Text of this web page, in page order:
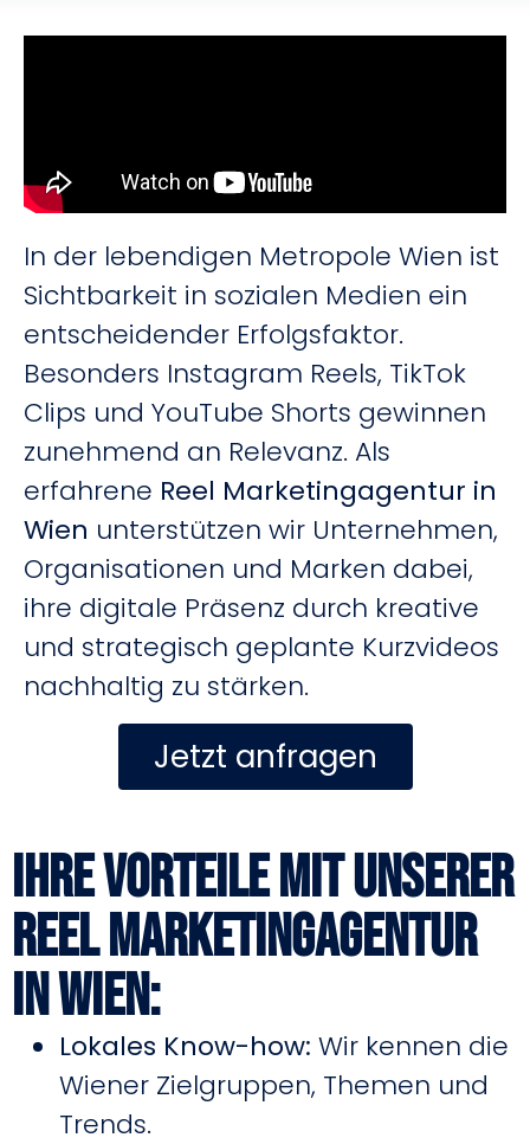
In der lebendigen Metropole Wien ist
Sichtbarkeit in sozialen Medien ein
entscheidender Erfolgsfaktor.
Besonders Instagram Reels, TikTok
Clips und YouTube Shorts gewinnen
zunehmend an Relevanz. Als
erfahrene Reel Marketingagentur in
Wien unterstützen wir Unternehmen,
Organisationen und Marken dabei,
ihre digitale Präsenz durch kreative
und strategisch geplante Kurzvideos
nachhaltig zu stärken.
Jetzt anfragen
Ihre Vorteile mit unserer
Reel Marketingagentur
in Wien:
Lokales Know-how: Wir kennen die
Wiener Zielgruppen, Themen und
Trends.